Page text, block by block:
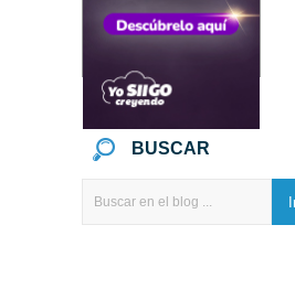
BUSCAR